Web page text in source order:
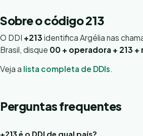
Sobre o código 213
O DDI +213 identifica Argélia nas
Brasil, disque 00 + operadora + 213 +
Veja a lista completa de DDIs.
Perguntas frequentes
+213 é o DDI de qual país?